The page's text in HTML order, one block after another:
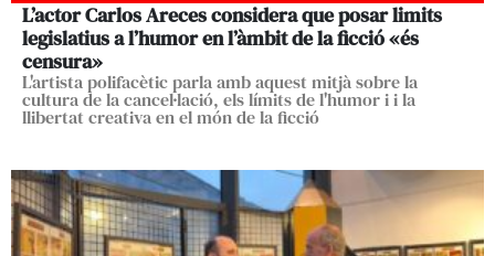
L’actor Carlos Areces considera que posar limits
legislatius a l’humor en l’àmbit de la ficció «és
censura»
L'artista polifacètic parla amb aquest mitjà sobre la
cultura de la cancel·lació, els límits de l'humor i i la
llibertat creativa en el món de la ficció